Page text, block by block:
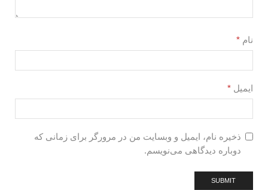
نام *
ایمیل *
ذخیره نام، ایمیل و وبسایت من در مرورگر برای زمانی که
دوباره دیدگاهی می‌نویسم.